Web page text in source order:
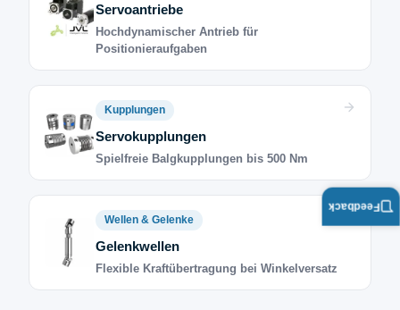
Servoantriebe
Hochdynamischer Antrieb für
Positionieraufgaben
Kupplungen
Servokupplungen
Spielfreie Balgkupplungen bis 500 Nm
Wellen & Gelenke
Gelenkwellen
Flexible Kraftübertragung bei Winkelversatz
Feedback